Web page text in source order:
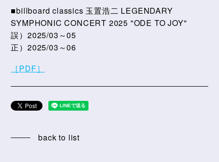
■billboard classics 玉置浩二 LEGENDARY
SYMPHONIC CONCERT 2025 "ODE TO JOY"
誤）2025/03～05
正）2025/03～06
［PDF］
back to list